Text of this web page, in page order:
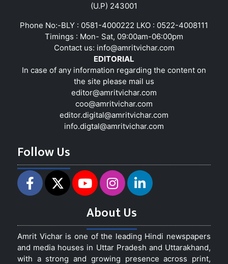
(U.P) 243001
Phone No:-BLY : 0581-4000222 LKO : 0522-4008111
Timings : Mon- Sat, 09:00am-06:00pm
Contact us: info@amritvichar.com
EDITORIAL
In case of any information regarding the content on
the site please mail us
editor@amritvichar.com
coo@amritvichar.com
editor.digital@amritvichar.com
info.digtal@amritvichar.com
Follow Us
About Us
Amrit Vichar is one of the leading Hindi newspapers
and media houses in Uttar Pradesh and Uttarakhand,
with a strong and growing presence across print,